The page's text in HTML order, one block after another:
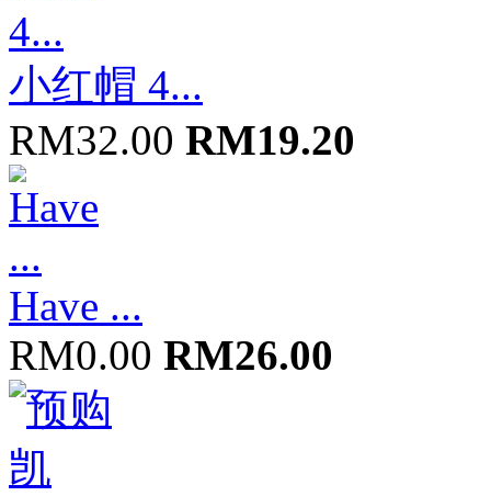
小红帽 4...
RM32.00 RM19.20
Have ...
RM0.00 RM26.00